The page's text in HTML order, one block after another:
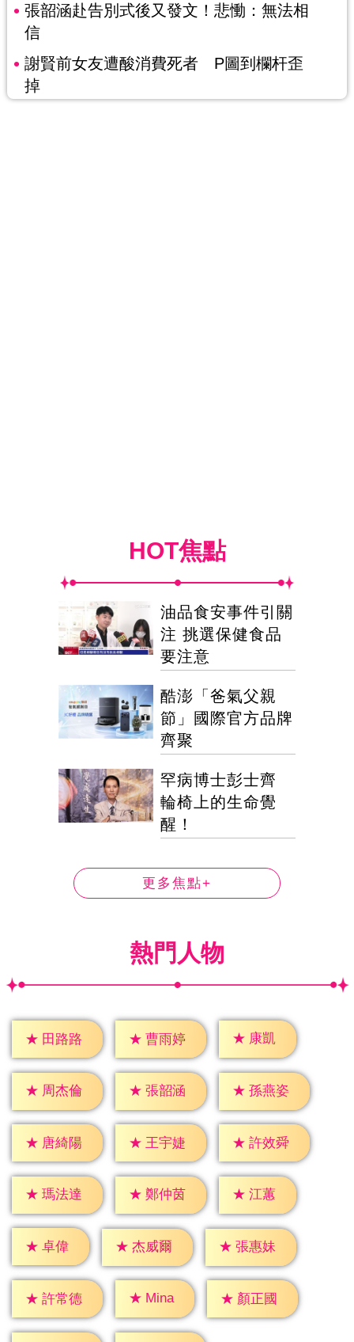
張韶涵赴告別式後又發文！悲慟：無法相
信
謝賢前女友遭酸消費死者 P圖到欄杆歪
掉
HOT焦點
油品食安事件引關
注 挑選保健食品
要注意
酷澎「爸氣父親
節」國際官方品牌
齊聚
罕病博士彭士齊
輪椅上的生命覺
醒！
更多焦點+
熱門人物
★ 田路路 ★ 曹雨婷 ★ 康凱
★ 周杰倫 ★ 張韶涵 ★ 孫燕姿
★ 唐綺陽 ★ 王宇婕 ★ 許效舜
★ 瑪法達 ★ 鄭仲茵 ★ 江蕙
★ 卓偉 ★ 杰威爾 ★ 張惠妹
★ 許常德 ★ Mina ★ 顏正國